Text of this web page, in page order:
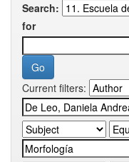
Search:
for
Current filters: